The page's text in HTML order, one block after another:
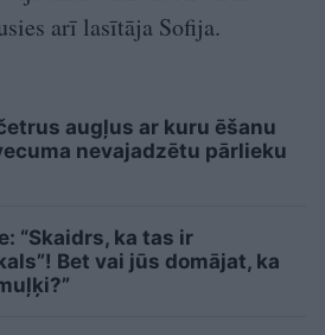
arī lasītāja Sofija.
augļus ar kuru ēšanu
nevajadzētu pārlieku
“Skaidrs, ka tas ir
Bet vai jūs domājat, ka